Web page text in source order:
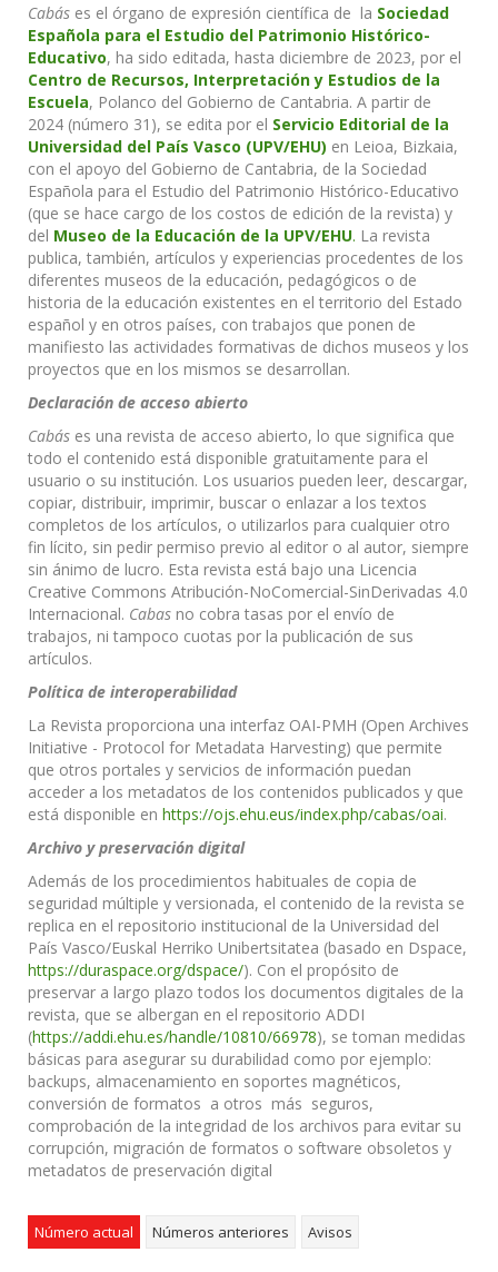
Cabás es el órgano de expresión científica de la Sociedad
Española para el Estudio del Patrimonio Histórico-
Educativo, ha sido editada, hasta diciembre de 2023, por el
Centro de Recursos, Interpretación y Estudios de la
Escuela, Polanco del Gobierno de Cantabria. A partir de
2024 (número 31), se edita por el Servicio Editorial de la
Universidad del País Vasco (UPV/EHU) en Leioa, Bizkaia,
con el apoyo del Gobierno de Cantabria, de la Sociedad
Española para el Estudio del Patrimonio Histórico-Educativo
(que se hace cargo de los costos de edición de la revista) y
del Museo de la Educación de la UPV/EHU. La revista
publica, también, artículos y experiencias procedentes de los
diferentes museos de la educación, pedagógicos o de
historia de la educación existentes en el territorio del Estado
español y en otros países, con trabajos que ponen de
manifiesto las actividades formativas de dichos museos y los
proyectos que en los mismos se desarrollan.
Declaración de acceso abierto
Cabás es una revista de acceso abierto, lo que significa que
todo el contenido está disponible gratuitamente para el
usuario o su institución. Los usuarios pueden leer, descargar,
copiar, distribuir, imprimir, buscar o enlazar a los textos
completos de los artículos, o utilizarlos para cualquier otro
fin lícito, sin pedir permiso previo al editor o al autor, siempre
sin ánimo de lucro. Esta revista está bajo una Licencia
Creative Commons Atribución-NoComercial-SinDerivadas 4.0
Internacional. Cabas no cobra tasas por el envío de
trabajos, ni tampoco cuotas por la publicación de sus
artículos.
Política de interoperabilidad
La Revista proporciona una interfaz OAI-PMH (Open Archives
Initiative - Protocol for Metadata Harvesting) que permite
que otros portales y servicios de información puedan
acceder a los metadatos de los contenidos publicados y que
está disponible en https://ojs.ehu.eus/index.php/cabas/oai.
Archivo y preservación digital
Además de los procedimientos habituales de copia de
seguridad múltiple y versionada, el contenido de la revista se
replica en el repositorio institucional de la Universidad del
País Vasco/Euskal Herriko Unibertsitatea (basado en Dspace,
https://duraspace.org/dspace/). Con el propósito de
preservar a largo plazo todos los documentos digitales de la
revista, que se albergan en el repositorio ADDI
(https://addi.ehu.es/handle/10810/66978), se toman medidas
básicas para asegurar su durabilidad como por ejemplo:
backups, almacenamiento en soportes magnéticos,
conversión de formatos a otros más seguros,
comprobación de la integridad de los archivos para evitar su
corrupción, migración de formatos o software obsoletos y
metadatos de preservación digital
Número actual Números anteriores Avisos